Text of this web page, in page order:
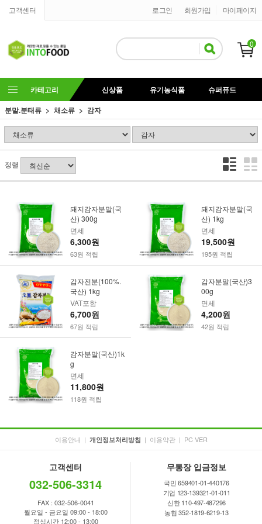
고객센터 마이페이지
회원가입
로그인
0
카테고리 신상품 유기농식품
슈퍼퓨드
분말.분태류
채소류 감자
정렬
돼지감자분말(국
산) 300g
면세
6,300원
63원 적립
돼지감자분말(국
산) 1kg
면세
19,500원
195원 적립
감자전분(100%.
국산) 1kg
VAT포함
6,700원
67원 적립
감자분말(국산)3
00g
면세
4,200원
42원 적립
감자분말(국산)1k
g
면세
11,800원
118원 적립
이용안내 | 개인정보처리방침 | 이용약관 | PC VER
고객센터
032-506-3314
FAX : 032-506-0041
월요일 - 금요일 09:00 - 18:00
점심시간 12:00 - 13:00
무통장 입금정보
국민 659401-01-440176
기업 123-139321-01-011
신한 110-497-487296
농협 352-1819-6219-13